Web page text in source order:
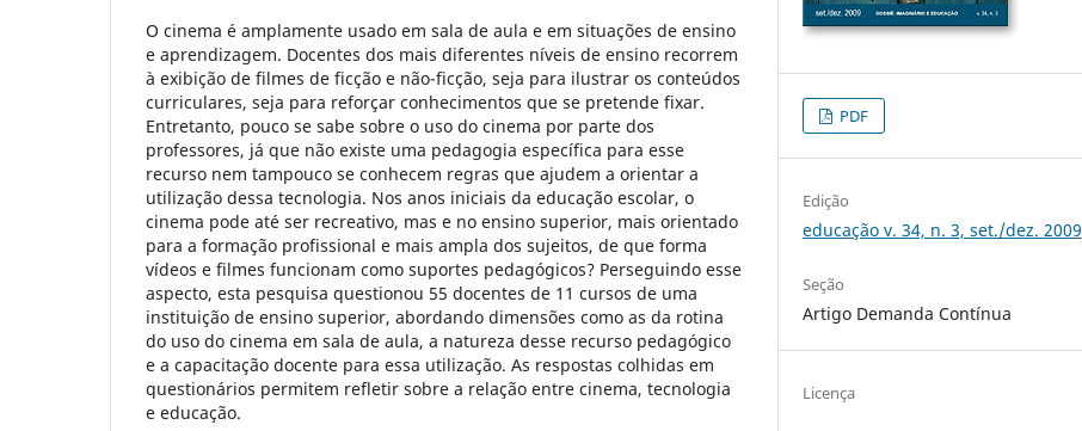
O cinema é amplamente usado em sala de aula e em situações de ensino
e aprendizagem. Docentes dos mais diferentes níveis de ensino recorrem
à exibição de filmes de ficção e não-ficção, seja para ilustrar os conteúdos
curriculares, seja para reforçar conhecimentos que se pretende fixar.
Entretanto, pouco se sabe sobre o uso do cinema por parte dos
professores, já que não existe uma pedagogia específica para esse
recurso nem tampouco se conhecem regras que ajudem a orientar a
utilização dessa tecnologia. Nos anos iniciais da educação escolar, o
cinema pode até ser recreativo, mas e no ensino superior, mais orientado
para a formação profissional e mais ampla dos sujeitos, de que forma
vídeos e filmes funcionam como suportes pedagógicos? Perseguindo esse
aspecto, esta pesquisa questionou 55 docentes de 11 cursos de uma
instituição de ensino superior, abordando dimensões como as da rotina
do uso do cinema em sala de aula, a natureza desse recurso pedagógico
e a capacitação docente para essa utilização. As respostas colhidas em
questionários permitem refletir sobre a relação entre cinema, tecnologia
e educação.
PDF
Edição
educação v. 34, n. 3, set./dez. 2009
Seção
Artigo Demanda Contínua
Licença